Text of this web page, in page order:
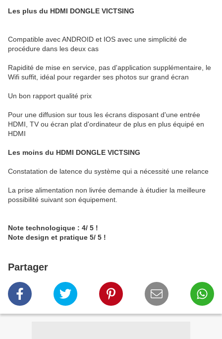
Les plus du HDMI DONGLE VICTSING
Compatible avec ANDROID et IOS avec une simplicité de
procédure dans les deux cas
Rapidité de mise en service, pas d'application supplémentaire, le
Wifi suffit, idéal pour regarder ses photos sur grand écran
Un bon rapport qualité prix
Pour une diffusion sur tous les écrans disposant d'une entrée
HDMI, TV ou écran plat d'ordinateur de plus en plus équipé en
HDMI
Les moins du HDMI DONGLE VICTSING
Constatation de latence du système qui a nécessité une relance
La prise alimentation non livrée demande à étudier la meilleure
possibilité suivant son équipement.
Note technologique : 4/ 5 !
Note design et pratique 5/ 5 !
Partager